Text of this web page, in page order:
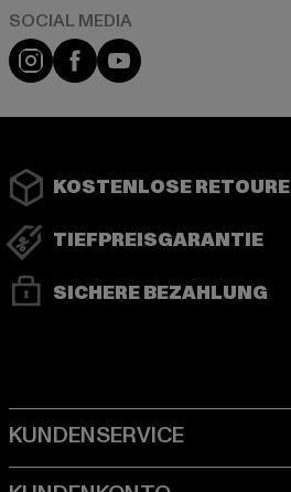
Instagram
FacebookYouTube
KOSTENLOSE RETOURE
TIEFPREISGARANTIE
SICHERE BEZAHLUNG